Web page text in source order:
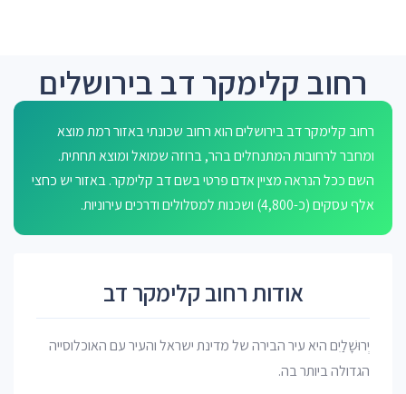
רחוב קלימקר דב בירושלים
רחוב קלימקר דב בירושלים הוא רחוב שכונתי באזור רמת מוצא
ומחבר לרחובות המתנחלים בהר, ברוזה שמואל ומוצא תחתית.
השם ככל הנראה מציין אדם פרטי בשם דב קלימקר. באזור יש כחצי
אלף עסקים (כ-4,800) ושכנות למסלולים ודרכים עירוניות.
אודות רחוב קלימקר דב
יְרוּשָׁלַיִם היא עיר הבירה של מדינת ישראל והעיר עם האוכלוסייה
הגדולה ביותר בה.